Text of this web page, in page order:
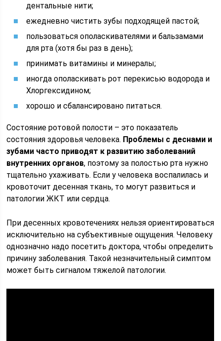
дентальные нити;
ежедневно чистить зубы подходящей пастой;
пользоваться ополаскивателями и бальзамами
для рта (хотя бы раз в день);
принимать витамины и минералы;
иногда ополаскивать рот перекисью водорода и
Хлоргексидином;
хорошо и сбалансировано питаться.
Состояние ротовой полости – это показатель
состояния здоровья человека. Проблемы с деснами и
зубами часто приводят к развитию заболеваний
внутренних органов, поэтому за полостью рта нужно
тщательно ухаживать. Если у человека воспалилась и
кровоточит десенная ткань, то могут развиться и
патологии ЖКТ или сердца.
При десенных кровотечениях нельзя ориентироваться
исключительно на субъективные ощущения. Человеку
однозначно надо посетить доктора, чтобы определить
причину заболевания. Такой незначительный симптом
может быть сигналом тяжелой патологии.